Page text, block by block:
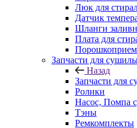
Люк для
Датчик
Шланги
Плата для
Запчасти для
Назад
Запчасти для
Ролики
Насос, Помпа
Тэны
Ремкомплекты